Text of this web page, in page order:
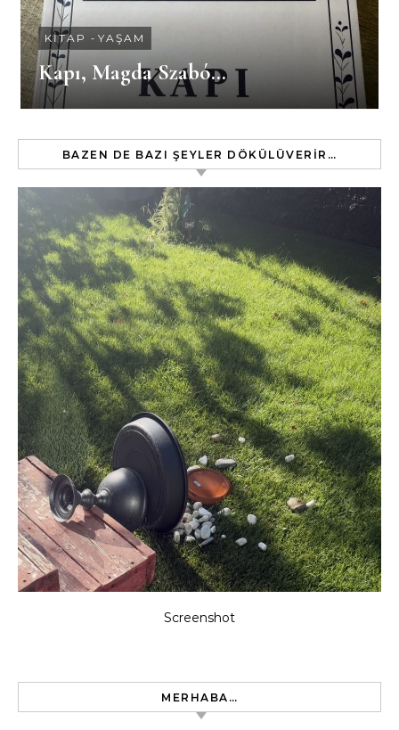
KITAP - YAŞAM
Kapı, Magda Szabó…
BAZEN DE BAZI ŞEYLER DÖKÜLÜVERIR…
Screenshot
MERHABA…